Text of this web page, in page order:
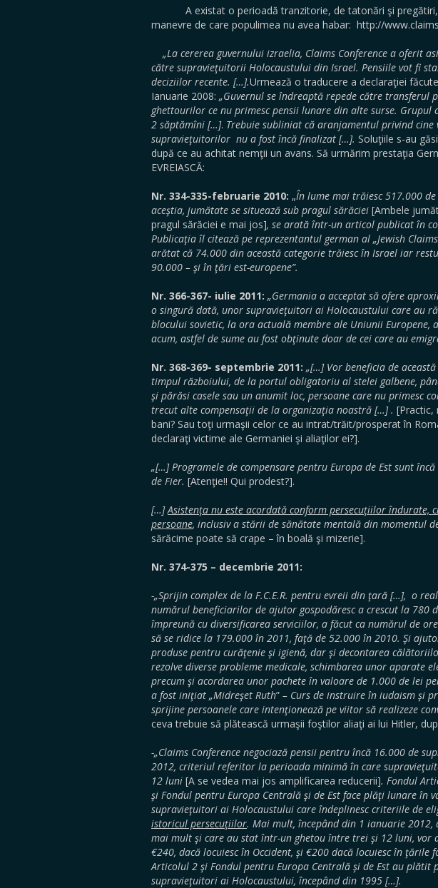
A existat o perioadă tranzitorie, de tatonări şi pregătiri,
manevre de care populimea nu avea habar: http://
„La cererea guvernului izraelia, Claims Conference a oferit
către supravieţuitorii Holocaustului din Israel. Pensiile vot fi
deciziilor recente. […].Urmează o traducere a declaraţiei
Ianuarie 2008: „Guvernul se îndreaptă repede către
ghettourilor ce nu primesc pensii lunare din alte surse.
2 săptămîni […]. Trebuie subliniat că aranjamentul privind
supravieţuitorilor nu a fost încă finalizat […]. Soluţiile s-au
după ce au achitat nemţii un avans. Să urmărim prestaţia
EVREIASCĂ:
Nr. 334-335-februarie 2010: „În lume mai trăiesc 517.000
aceştia, jumătate se situează sub pragul sărăciei [Ambele
pragul sărăciei e mai jos], se arată într-un articol publicat în
Publicaţia îl citează pe reprezentantul german al „Jewish
arătat că 74.000 din această categorie trăiesc în Israel iar
90.000 – şi în ţări est-europene”.
Nr. 366-367- iulie 2011: „Germania a acceptat să ofere
o singură dată, unor supravieţuitori ai Holocaustului care au
blocului sovietic, la ora actuală membre ale Uniunii Europene,
acum, astfel de sume au fost obţinute doar de cei care au
Nr. 368-369- septembrie 2011: „[…] Vor beneficia de
timpul războiului, de la portul obligatoriu al stelei galbene,
şi părăsi casele sau un anumit loc, persoane care nu primesc
trecut alte compensaţii de la organizaţia noastră […] . [Practic,
bani? Sau toţi urmaşii celor ce au intrat/trăit/prosperat în
declaraţi victime ale Germaniei şi aliaţilor ei?].
„[…]Programele de compensare pentru Europa de Est sunt
de Fier. [Atenţie!! Qui prodest?].
[…]Asistenţa nu este acordată conform persecuţiilor îndurate,
persoane, inclusiv a stării de sănătate mentală din momentul
sărăcime poate să crape – în boală şi mizerie].
Nr. 374-375 – decembrie 2011:
-„Sprijin complex de la F.C.E.R. pentru evreii din ţară […], o
numărul beneficiarilor de ajutor gospodăresc a crescut la 780
împreună cu diversificarea serviciilor, a făcut ca numărul de
să se ridice la 179.000 în 2011, faţă de 52.000 în 2010. Şi
produse pentru curăţenie şi igienă, dar şi decontarea
rezolve diverse probleme medicale, schimbarea unor aparate
precum şi acordarea unor pachete în valoare de 1.000 de lei
a fost iniţiat „Midreşet Ruth” – Curs de instruire în iudaism şi
sprijine persoanele care intenţionează pe viitor să realizeze
ceva trebuie să plătească urmaşii foştilor aliaţi ai lui Hitler,
-„Claims Conference negociază pensii pentru încă 16.000 de
2012, criteriul referitor la perioada minimă în care
12 luni [A se vedea mai jos amplificarea reducerii]. Fondul
şi Fondul pentru Europa Centrală şi de Est face plăţi lunare în
supravieţuitori ai Holocaustului care îndeplinesc criteriile de
istoricul persecuţiilor. Mai mult, începând din 1 ianuarie
mai mult şi care au stat într-un ghetou între trei şi 12 luni, vor
€240, dacă locuiesc în Occident, şi €200 dacă locuiesc în
Articolul 2 şi Fondul pentru Europa Centrală şi de Est au plătit
supravieţuitori ai Holocaustului, începând din 1995 […].